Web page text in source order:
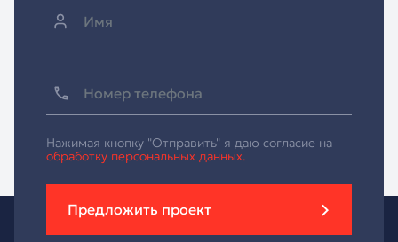
Нажимая кнопку "Отправить" я даю согласие на
обработку персональных данных.
Предложить проект